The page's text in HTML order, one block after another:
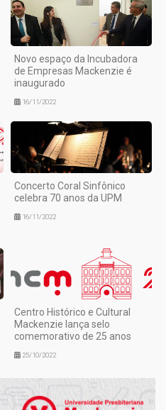
Novo espaço da Incubadora
de Empresas Mackenzie é
inaugurado
16/11/2022
Concerto Coral Sinfônico
celebra 70 anos da UPM
16/11/2022
Centro Histórico e Cultural
Mackenzie lança selo
comemorativo de 25 anos
25/10/2022